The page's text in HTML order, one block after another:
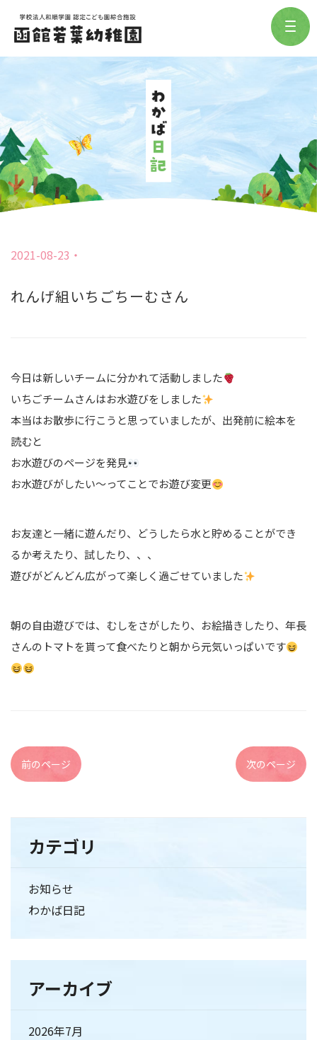
2021-08-23
れんげ組いちごちーむさん
今日は新しいチームに分かれて活動しました
いちごチームさんはお水遊びをしました
本当はお散歩に行こうと思っていましたが、出発前に絵本を
読むと
お水遊びのページを発見
お水遊びがしたい〜ってことでお遊び変更
お友達と一緒に遊んだり、どうしたら水と貯めることができ
るか考えたり、試したり、、、
遊びがどんどん広がって楽しく過ごせていました
朝の自由遊びでは、むしをさがしたり、お絵描きしたり、年長
さんのトマトを貰って食べたりと朝から元気いっぱいです
前のページ 次のページ
カテゴリ
お知らせ
わかば日記
アーカイブ
2026年7月